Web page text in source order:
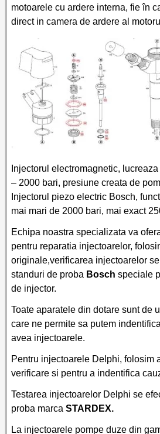
motoarele cu ardere interna, fie în
direct in camera de ardere al
Injectorul electromagnetic,
– 2000 bari, presiune creata de
Injectorul piezo electric Bosch,
mai mari de 2000 bari, mai exact
Echipa noastra specializata va
pentru reparatia injectoarelor,
originale,verificarea injectoarelor
standuri de proba Bosch speciale
de injector.
Toate aparatele din dotare sunt de
care ne permite sa putem
avea injectoarele.
Pentru injectoarele Delphi, folosim
verificare si pentru a indentifica
Testarea injectoarelor Delphi se
proba marca STARDEX.
La injectoarele pompe duze din